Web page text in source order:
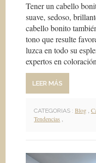
Tener un cabello
suave, sedoso,
cabello bonito
tono que resulte
luzca en todo su
expertos en
LEER MÁS
CATEGORIAS : Blog ,
Tendencias ,